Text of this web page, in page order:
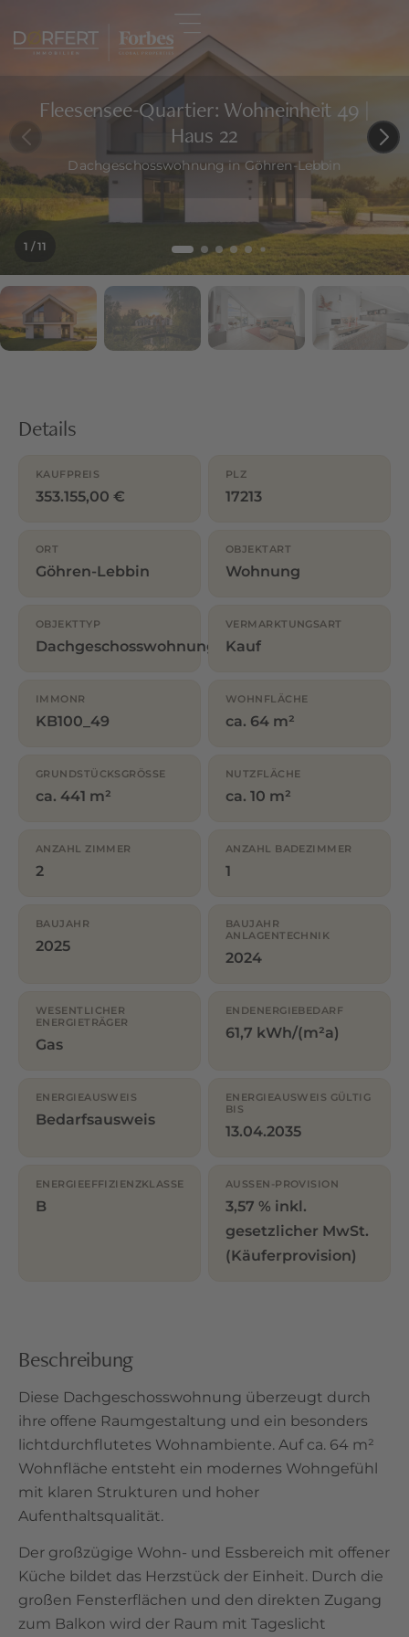
Fleesensee-Quartier: Wohneinheit 49 |
Haus 22
Dachgeschosswohnung in Göhren-Lebbin
1 / 11
Details
KAUFPREIS
353.155,00 €
PLZ
17213
ORT
Göhren-Lebbin
OBJEKTART
Wohnung
OBJEKTTYP
Dachgeschosswohnung
VERMARKTUNGSART
Kauf
IMMONR
KB100_49
WOHNFLÄCHE
ca. 64 m²
GRUNDSTÜCKSGRÖSSE
ca. 441 m²
NUTZFLÄCHE
ca. 10 m²
ANZAHL ZIMMER
2
ANZAHL BADEZIMMER
1
BAUJAHR
2025
BAUJAHR
ANLAGENTECHNIK
2024
WESENTLICHER
ENERGIETRÄGER
Gas
ENDENERGIEBEDARF
61,7 kWh/(m²a)
ENERGIEAUSWEIS
Bedarfsausweis
ENERGIEAUSWEIS GÜLTIG
BIS
13.04.2035
ENERGIEEFFIZIENZKLASSE
B
AUSSEN-PROVISION
3,57 % inkl.
gesetzlicher MwSt.
(Käuferprovision)
Beschreibung
Diese Dachgeschosswohnung überzeugt durch
ihre offene Raumgestaltung und ein besonders
lichtdurchflutetes Wohnambiente. Auf ca. 64 m²
Wohnfläche entsteht ein modernes Wohngefühl
mit klaren Strukturen und hoher
Aufenthaltsqualität.
Der großzügige Wohn- und Essbereich mit offener
Küche bildet das Herzstück der Einheit. Durch die
großen Fensterflächen und den direkten Zugang
zum Balkon wird der Raum mit Tageslicht